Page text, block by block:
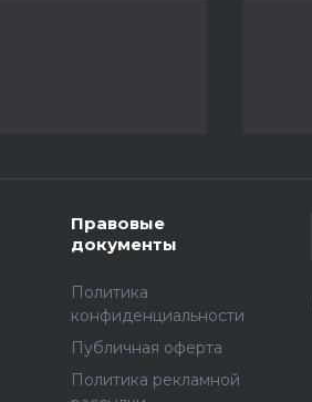
Правовые
документы
Политика
конфиденциальности
Публичная оферта
Политика рекламной